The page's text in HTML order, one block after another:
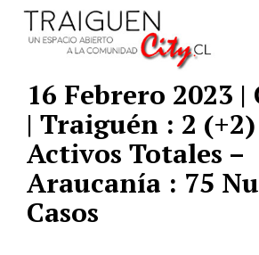
16 Febrero 2023 |
| Traiguén : 2 (+2)
Activos Totales –
Araucanía : 75
Casos